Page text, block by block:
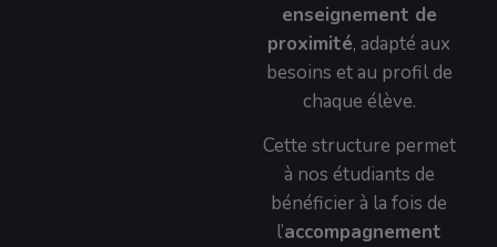
enseignement de
proximité, adapté aux
besoins et au profil de
chaque élève.
Cette structure permet
à nos étudiants de
bénéficier à la fois de
l’accompagnement